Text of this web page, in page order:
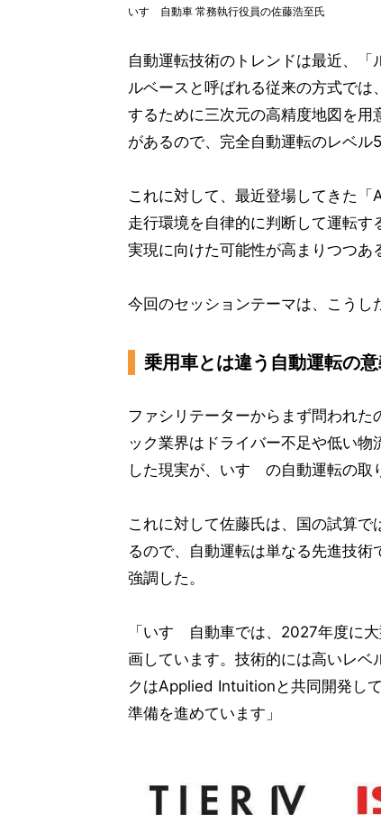
いすゞ自動車 常務執行役員の佐藤浩至氏
自動運転技術のトレンドは最近、
ルベースと呼ばれる従来の方式で
するために三次元の高精度地図を
があるので、完全自動運転のレベル
これに対して、最近登場してきた
走行環境を自律的に判断して運転
実現に向けた可能性が高まりつつあ
今回のセッションテーマは、こうし
乗用車とは違う自動運転の
ファシリテーターからまず問われ
ック業界はドライバー不足や低い
した現実が、いすゞの自動運転の取
これに対して佐藤氏は、国の試算
るので、自動運転は単なる先進技
強調した。
「いすゞ自動車では、2027年度に
画しています。技術的には高いレベ
クはApplied Intuitionと共同開発し
準備を進めています」